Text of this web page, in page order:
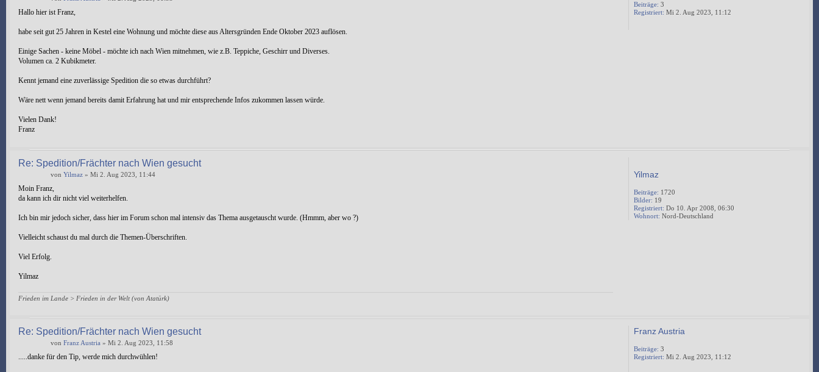
Hallo hier ist Franz,
habe seit gut 25 Jahren in Kestel eine Wohnung und möchte diese aus Altersgründen Ende Oktober 2023 auflösen.
Einige Sachen - keine Möbel - möchte ich nach Wien mitnehmen, wie z.B. Teppiche, Geschirr und Diverses.
Volumen ca. 2 Kubikmeter.
Kennt jemand eine zuverlässige Spedition die so etwas durchführt?
Wäre nett wenn jemand bereits damit Erfahrung hat und mir entsprechende Infos zukommen lassen würde.
Vielen Dank!
Franz
Beiträge: 3
Registriert: Mi 2. Aug 2023, 11:12
Re: Spedition/Frächter nach Wien gesucht
von Yilmaz » Mi 2. Aug 2023, 11:44
Moin Franz,
da kann ich dir nicht viel weiterhelfen.
Ich bin mir jedoch sicher, dass hier im Forum schon mal intensiv das Thema ausgetauscht wurde. (Hmmm, aber wo ?)
Vielleicht schaust du mal durch die Themen-Überschriften.
Viel Erfolg.
Yilmaz
Frieden im Lande > Frieden in der Welt (von Atatürk)
Yilmaz
Beiträge: 1720
Bilder: 19
Registriert: Do 10. Apr 2008, 06:30
Wohnort: Nord-Deutschland
Re: Spedition/Frächter nach Wien gesucht
von Franz Austria » Mi 2. Aug 2023, 11:58
.....danke für den Tip, werde mich durchwühlen!
Franz Austria
Beiträge: 3
Registriert: Mi 2. Aug 2023, 11:12